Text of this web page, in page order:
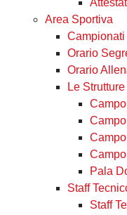
Area Sportiva
Campionati
Orario
Orario
Le Strutture
Pala
Staff
Staff